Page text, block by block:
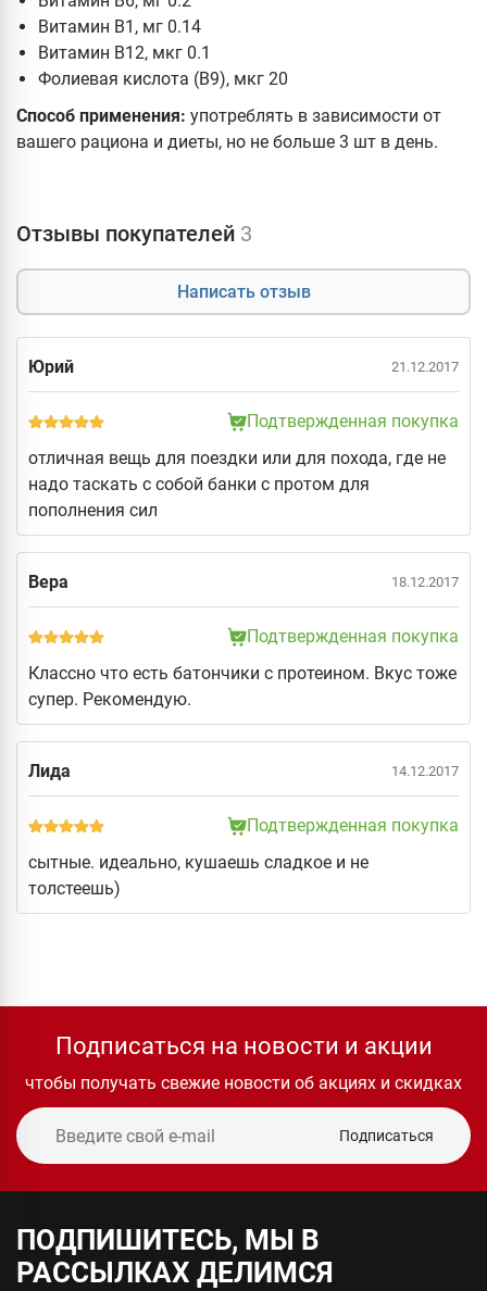
Витамин B1, мг 0.14
Витамин B12, мкг 0.1
Фолиевая кислота (B9), мкг 20
Способ применения: употреблять в зависимости от
вашего рациона и диеты, но не больше 3 шт в день.
Отзывы покупателей 3
Написать отзыв
Юрий 21.12.2017
Подтвержденная покупка
отличная вещь для поездки или для похода, где не
надо таскать с собой банки с протом для
пополнения сил
Вера 18.12.2017
Подтвержденная покупка
Классно что есть батончики с протеином. Вкус тоже
супер. Рекомендую.
Лида 14.12.2017
Подтвержденная покупка
сытные. идеально, кушаешь сладкое и не
толстеешь)
Подписаться на новости и акции
чтобы получать свежие новости об акциях и скидках
Подписаться
ПОДПИШИТЕСЬ, МЫ В
РАССЫЛКАХ ДЕЛИМСЯ